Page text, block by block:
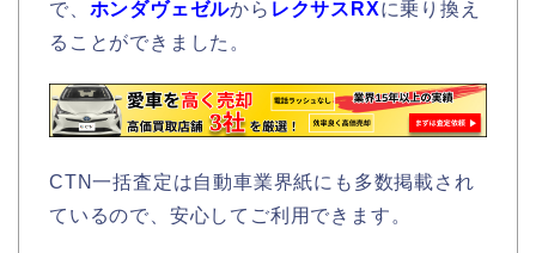
で、 ホンダヴェゼルから レクサスRXに乗り換え
ることができました。
CTN一括査定は自動車業界紙にも多数掲載され
ているので、安心してご利用できます。